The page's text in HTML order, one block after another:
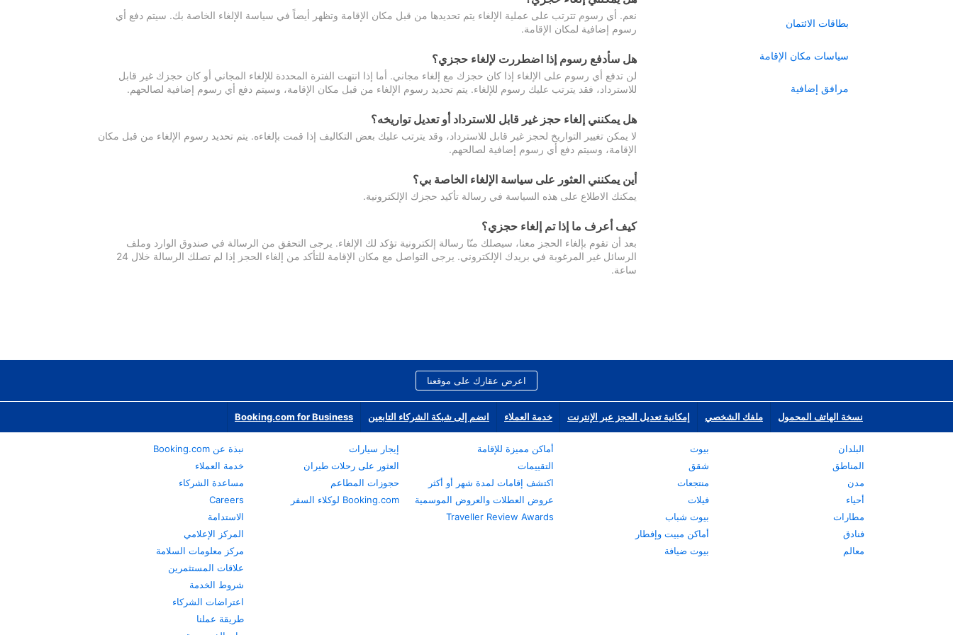
بطاقات الائتمان
سياسات مكان الإقامة
مرافق إضافية
نعم. أي رسوم تترتب على عملية الإلغاء يتم تحديدها من قبل مكان الإقامة وتظهر أيضاً في سياسة الإلغاء الخاصة بك. سيتم دفع أي
رسوم إضافية لمكان الإقامة.
هل سأدفع رسوم إذا اضطررت لإلغاء حجزي؟
لن تدفع أي رسوم على الإلغاء إذا كان حجزك مع إلغاء مجاني. أما إذا انتهت الفترة المحددة للإلغاء المجاني أو كان حجزك غير قابل
للاسترداد، فقد يترتب عليك رسوم للإلغاء. يتم تحديد رسوم الإلغاء من قبل مكان الإقامة، وسيتم دفع أي رسوم إضافية لصالحهم.
هل يمكنني إلغاء حجز غير قابل للاسترداد أو تعديل تواريخه؟
لا يمكن تغيير التواريخ لحجز غير قابل للاسترداد، وقد يترتب عليك بعض التكاليف إذا قمت بإلغاءه. يتم تحديد رسوم الإلغاء من قبل مكان
الإقامة، وسيتم دفع أي رسوم إضافية لصالحهم.
أين يمكنني العثور على سياسة الإلغاء الخاصة بي؟
يمكنك الاطلاع على هذه السياسة في رسالة تأكيد حجزك الإلكترونية.
كيف أعرف ما إذا تم إلغاء حجزي؟
بعد أن تقوم بإلغاء الحجز معنا، سيصلك منّا رسالة إلكترونية تؤكد لك الإلغاء. يرجى التحقق من الرسالة في صندوق الوارد وملف
الرسائل غير المرغوبة في بريدك الإلكتروني. يرجى التواصل مع مكان الإقامة للتأكد من إلغاء الحجز إذا لم تصلك الرسالة خلال 24
ساعة.
اعرض عقارك على موقعنا
نسخة الهاتف المحمول ملفك الشخصي إمكانية تعديل الحجز عبر الإنترنت خدمة العملاء انضم إلى شبكة الشركاء التابعين Booking.com for Business
البلدان
المناطق
مدن
أحياء
مطارات
فنادق
معالم
بيوت
شقق
منتجعات
فيلات
بيوت شباب
أماكن مبيت وإفطار
بيوت ضيافة
أماكن مميزة للإقامة
التقييمات
اكتشف إقامات لمدة شهر أو أكثر
عروض العطلات والعروض الموسمية
Traveller Review Awards
إيجار سيارات
العثور على رحلات طيران
حجوزات المطاعم
Booking.com لوكلاء السفر
نبذة عن Booking.com
خدمة العملاء
مساعدة الشركاء
Careers
الاستدامة
المركز الإعلامي
مركز معلومات السلامة
علاقات المستثمرين
شروط الخدمة
اعتراضات الشركاء
طريقة عملنا